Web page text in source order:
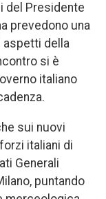
del Presidente
prevedono una
aspetti della
si è
italiano
sui nuovi
italiani di
Generali
puntando